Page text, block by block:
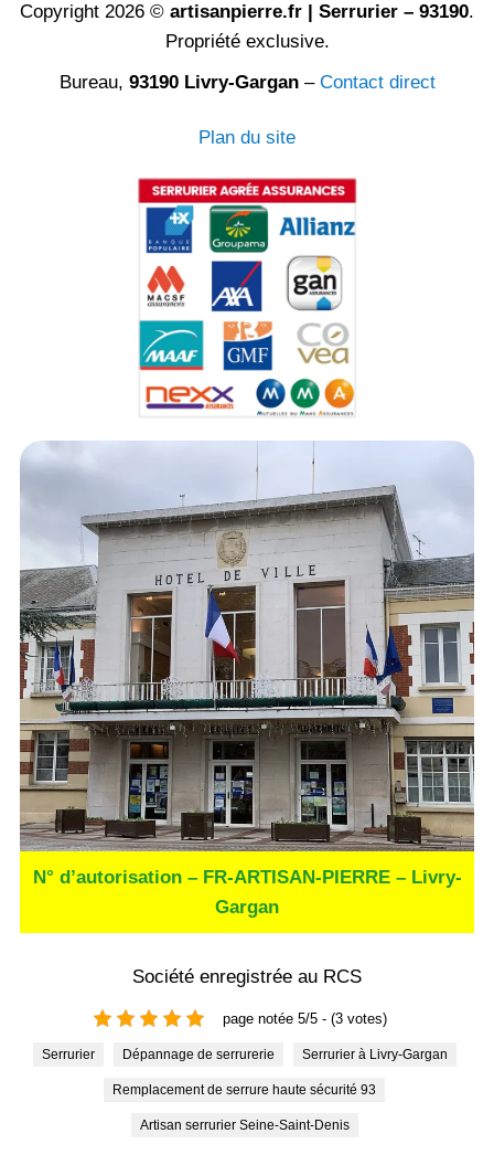
Copyright 2026 © artisanpierre.fr | Serrurier – 93190.
Propriété exclusive.
Bureau, 93190 Livry-Gargan– Contact direct
Plan du site
N° d’autorisation – FR-ARTISAN-PIERRE – Livry-
Gargan
Société enregistrée au RCS
page notée 5/5 - (3 votes)
Serrurier Dépannage de serrurerie Serrurier à Livry-Gargan
Remplacement de serrure haute sécurité 93
Artisan serrurier Seine-Saint-Denis